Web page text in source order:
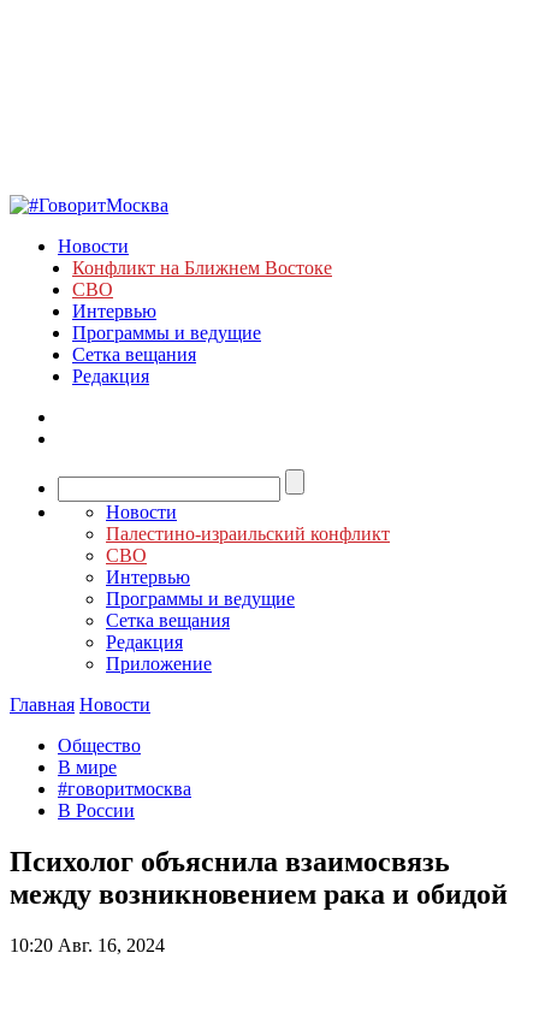
Новости
Конфликт на Ближнем Востоке
СВО
Интервью
Программы и ведущие
Сетка вещания
Редакция
Новости
Палестино-израильский конфликт
СВО
Интервью
Программы и ведущие
Сетка вещания
Редакция
Приложение
Главная Новости
Общество
В мире
#говоритмосква
В России
Психолог объяснила взаимосвязь
между возникновением рака и обидой
10:20 Авг. 16, 2024